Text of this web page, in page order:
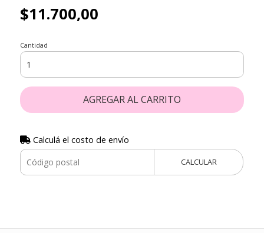
$11.700,00
Cantidad
AGREGAR AL CARRITO
Calculá el costo de envío
CALCULAR